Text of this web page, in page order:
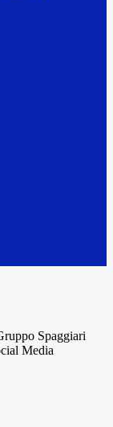
Spaggiari
Media